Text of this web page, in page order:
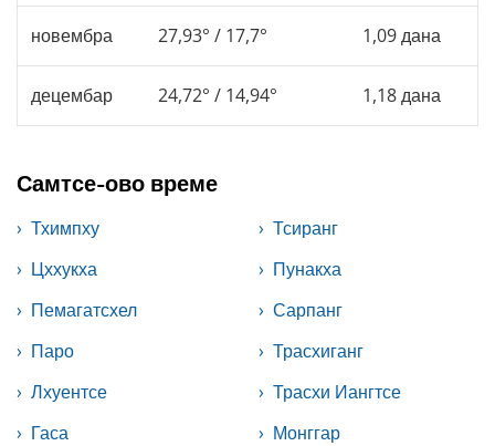
новембра 27,93° / 17,7° 1,09 дана
децембар 24,72° / 14,94° 1,18 дана
Самтсе-ово време
Тхимпху
Тсиранг
Цххукха
Пунакха
Пемагатсхел
Сарпанг
Паро
Трасхиганг
Лхуентсе
Трасхи Иангтсе
Гаса
Монггар